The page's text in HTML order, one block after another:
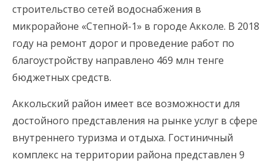
строительство сетей водоснабжения в
микрорайоне «Степной-1» в городе Акколе. В 2018
году на ремонт дорог и проведение работ по
благоустройству направлено 469 млн тенге
бюджетных средств.
Аккольский район имеет все возможности для
достойного представления на рынке услуг в сфере
внутреннего туризма и отдыха. Гостиничный
комплекс на территории района представлен 9